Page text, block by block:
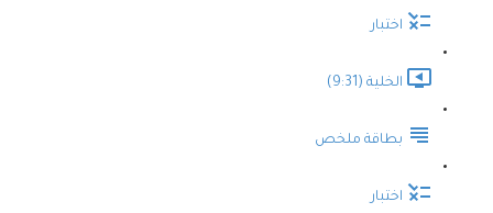
اختبار
الخلية (9:31)
بطاقة ملخص
اختبار